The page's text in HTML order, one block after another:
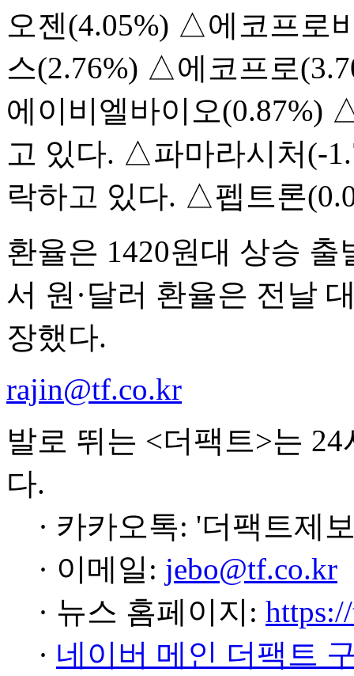
오젠(4.05%) △에코프로
스(2.76%) △에코프로
에이비엘바이오(0.87%)
고 있다. △파마라시처(-
락하고 있다. △펩트론
환율은 1420원대 상승
서 원·달러 환율은 전날
장했다.
rajin@tf.co.kr
발로 뛰는 <더팩트>는
다.
· 카카오톡: '더팩트제
· 이메일: jebo@tf.co.kr
· 뉴스 홈페이지:
· 네이버 메인 더팩트